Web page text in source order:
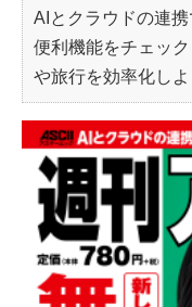
AIとクラウドの連
便利機能をチェッ
や旅行を効率化しよ